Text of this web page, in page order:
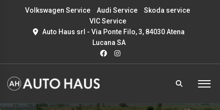
Volkswagen Service Audi Service
Skoda service
VIC Service
Auto Haus srl - Via Ponte Filo, 3, 84030 Atena
Lucana SA